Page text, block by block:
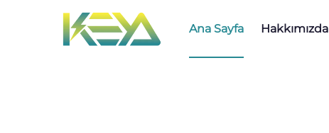
Ana Sayfa Hakkımızda